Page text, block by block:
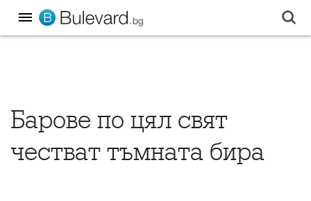
Барове по цял свят
честват тъмната бира